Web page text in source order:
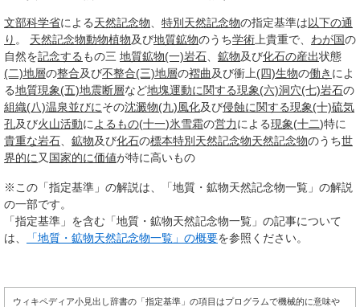
文部科学省による天然記念物 特別天然記念物の指定基準は以下の通
り 。 天然記念物動物植物及び地質鉱物のうち学術 上貴重で、 わが国の
自然を記念する もの三 地質鉱物(一)岩石 鉱物及び化石の産出状態
(二)地層の整合及び不整合(三)地層の褶曲及び衝上(四)生物の働き によ
る地質現象(五)地震断層など地塊運動に関する現象(六)洞穴(七)岩石の
組織(八)温泉並びにその沈澱物(九) 風化及び侵蝕に関する現象(十)硫気
孔及び火山活動に よるもの(十一)氷雪霜の営力による現象(十二)特に
貴重な岩石 鉱物及び化石の標本特別天然記念物天然記念物のうち世
界的に 又 国家的に価値が特に高いもの
※この「指定基準」の解説は、「地質・鉱物天然記念物一覧」の解説
の一部です。
「指定基準」を含む「地質・鉱物天然記念物一覧」の記事について
は、
「地質・鉱物天然記念物一覧」の概要を参照ください。
ウィキペディア小見出し辞書の「指定基準」の項目はプログラムで機械的に意味や